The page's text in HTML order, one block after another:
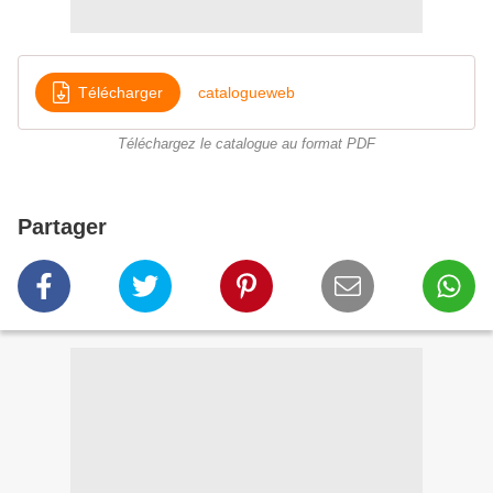
Télécharger catalogueweb
Téléchargez le catalogue au format PDF
Partager